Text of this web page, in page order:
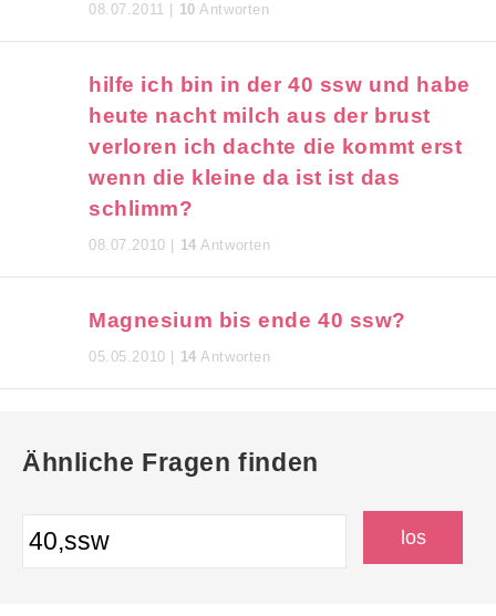
08.07.2011 | 10 Antworten
hilfe ich bin in der 40 ssw und habe
heute nacht milch aus der brust
verloren ich dachte die kommt erst
wenn die kleine da ist ist das
schlimm?
08.07.2010 | 14 Antworten
Magnesium bis ende 40 ssw?
05.05.2010 | 14 Antworten
Ähnliche Fragen finden